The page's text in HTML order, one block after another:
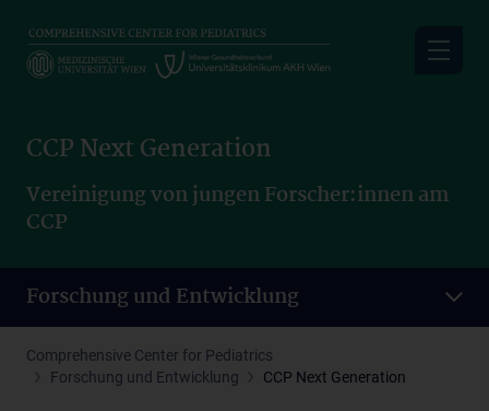
main
CCP Next Generation
Vereinigung von jungen Forscher:innen am
CCP
Forschung und Entwicklung
Comprehensive Center for Pediatrics
Forschung und Entwicklung
CCP Next Generation